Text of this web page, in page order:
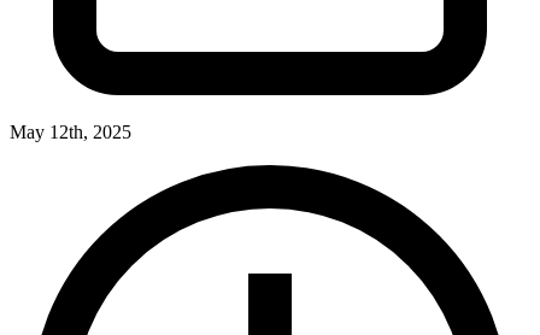
May 12th, 2025